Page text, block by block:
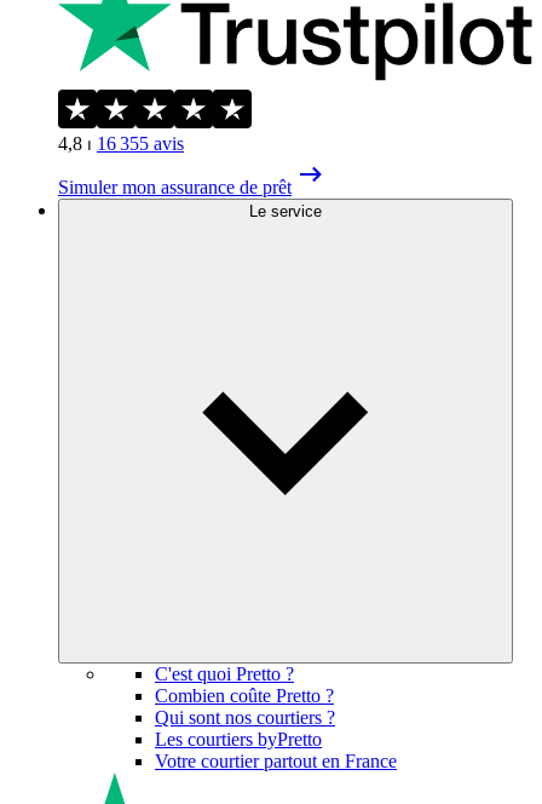
4,8 ⏐ 16 355 avis
Simuler mon assurance de prêt
Le service
C'est quoi Pretto ?
Combien coûte Pretto ?
Qui sont nos courtiers ?
Les courtiers byPretto
Votre courtier partout en France